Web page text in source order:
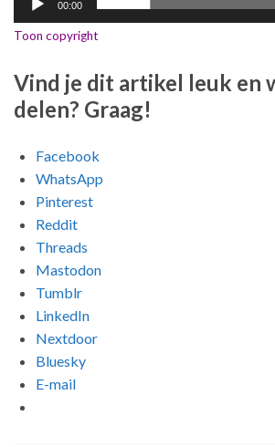
00:00
Toon copyright
Vind je dit artikel leuk en
delen? Graag!
Facebook
WhatsApp
Pinterest
Reddit
Threads
Mastodon
Tumblr
LinkedIn
Nextdoor
Bluesky
E-mail